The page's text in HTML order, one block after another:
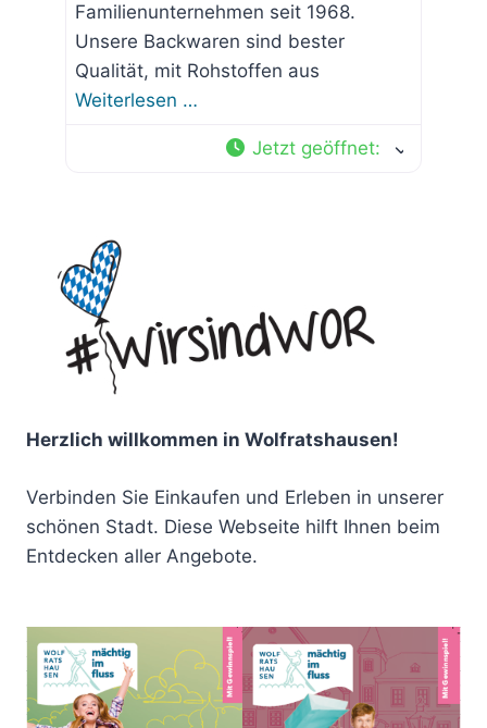
Familienunternehmen seit 1968.
Unsere Backwaren sind bester
Qualität, mit Rohstoffen aus
Weiterlesen …
Jetzt geöffnet:
Herzlich willkommen in Wolfratshausen!
Verbinden Sie Einkaufen und Erleben in unserer
schönen Stadt. Diese Webseite hilft Ihnen beim
Entdecken aller Angebote.